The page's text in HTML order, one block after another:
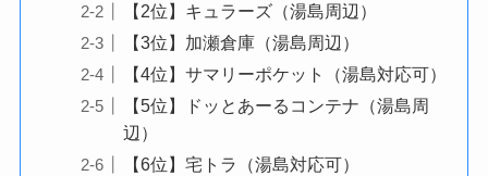
【2位】キュラーズ（湯島周辺）
【3位】加瀬倉庫（湯島周辺）
【4位】サマリーポケット（湯島対応可）
【5位】ドッとあーるコンテナ（湯島周
辺）
【6位】宅トラ（湯島対応可）